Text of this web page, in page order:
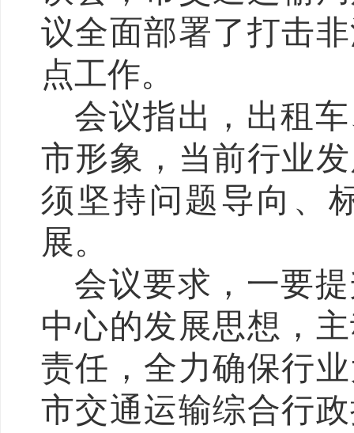
议全面部署了打击
点工作。
会议指出，出租
市形象，当前行业
须坚持问题导向、
展。
会议要求，一要
中心的发展思想，
责任，全力确保行
市交通运输综合行